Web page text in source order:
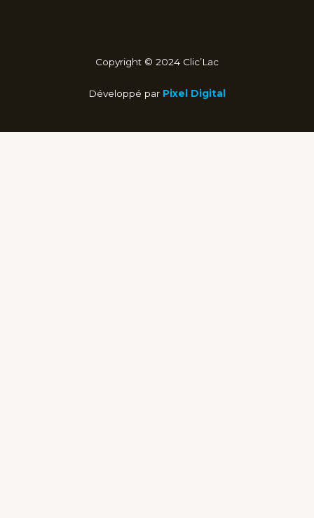
Copyright © 2024 Clic’Lac
Développé par Pixel Digital